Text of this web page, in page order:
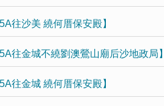
往沙美 繞何厝保安殿】
往金城不繞劉澳鶯山廟后沙地政局】
往金城 繞何厝保安殿】